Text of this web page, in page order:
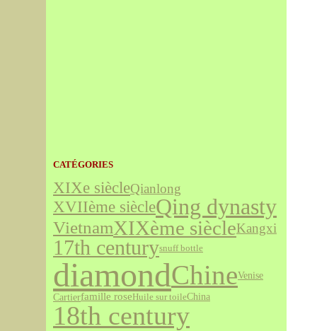
CATÉGORIES
XIXe siècleQianlong
XVIIème siècleQing dynasty
VietnamXIXème siècleKangxi
17th centurysnuff bottle
diamondChineVenise
Cartierfamille roseHuile sur toileChina
18th century